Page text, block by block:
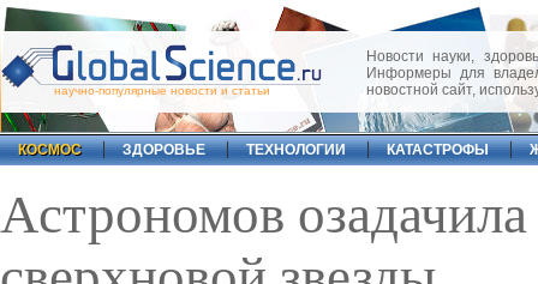
научно-популярные новости и статьи
Новости науки,
Информеры для
новостной сайт,
КОСМОС ЗДОРОВЬЕ ТЕХНОЛОГИИ КАТАСТРОФЫ
Астрономов